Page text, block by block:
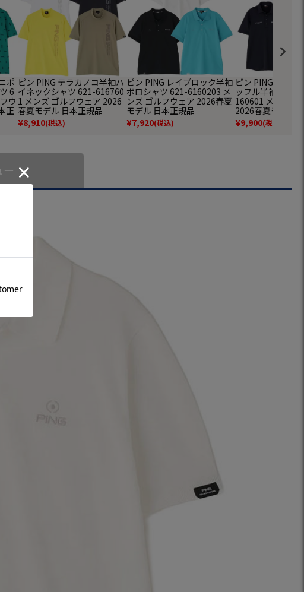
ポ
6
ウ
正
ピン PING テラカノコ半袖ハ
イネックシャツ 621-616760
1 メンズ ゴルフウェア 2026
春夏モデル 日本正規品
¥8,910(税込)
ピン PING レイブロック半袖
ポロシャツ 621-6160203 メ
ンズ ゴルフウェア 2026春夏
モデル 日本正規品
¥7,920(税込)
ピン PING アセイ
ッフル半袖ポロ
160601 メンズ ゴ
2026春夏モデル
¥9,900(税込)